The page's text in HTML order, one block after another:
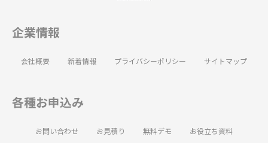
企業情報
会社概要 新着情報 プライバシーポリシー サイトマップ
各種お申込み
お問い合わせ お見積り 無料デモ
お役立ち資料